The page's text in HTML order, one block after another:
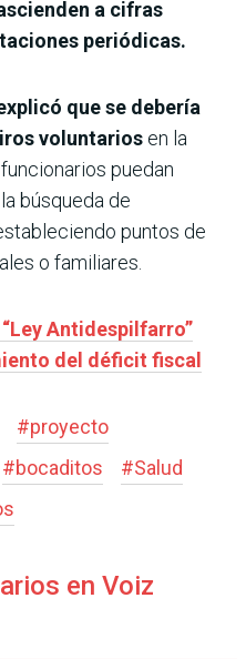
a cifras
periódicas.
que se debería
voluntarios en la
puedan
búsqueda de
puntos de
o familiares.
Antidespilfarro”
del déficit fiscal
#proyecto
#bocaditos #Salud
en Voiz